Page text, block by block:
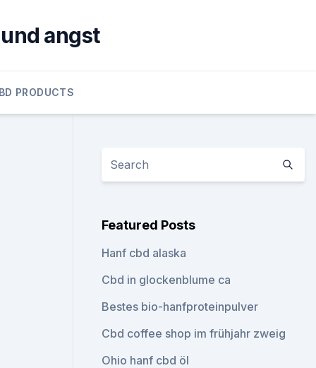
angst
PRODUCTS
Featured Posts
Hanf cbd alaska
Cbd in glockenblume ca
Bestes bio-hanfproteinpulver
Cbd coffee shop im frühjahr zweig
Ohio hanf cbd öl